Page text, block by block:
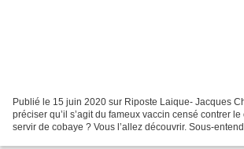
Publié le 15 juin 2020 sur Riposte Laique- Jacques
préciser qu’il s’agit du fameux vaccin censé contrer
servir de cobaye ? Vous l’allez découvrir. Sous-